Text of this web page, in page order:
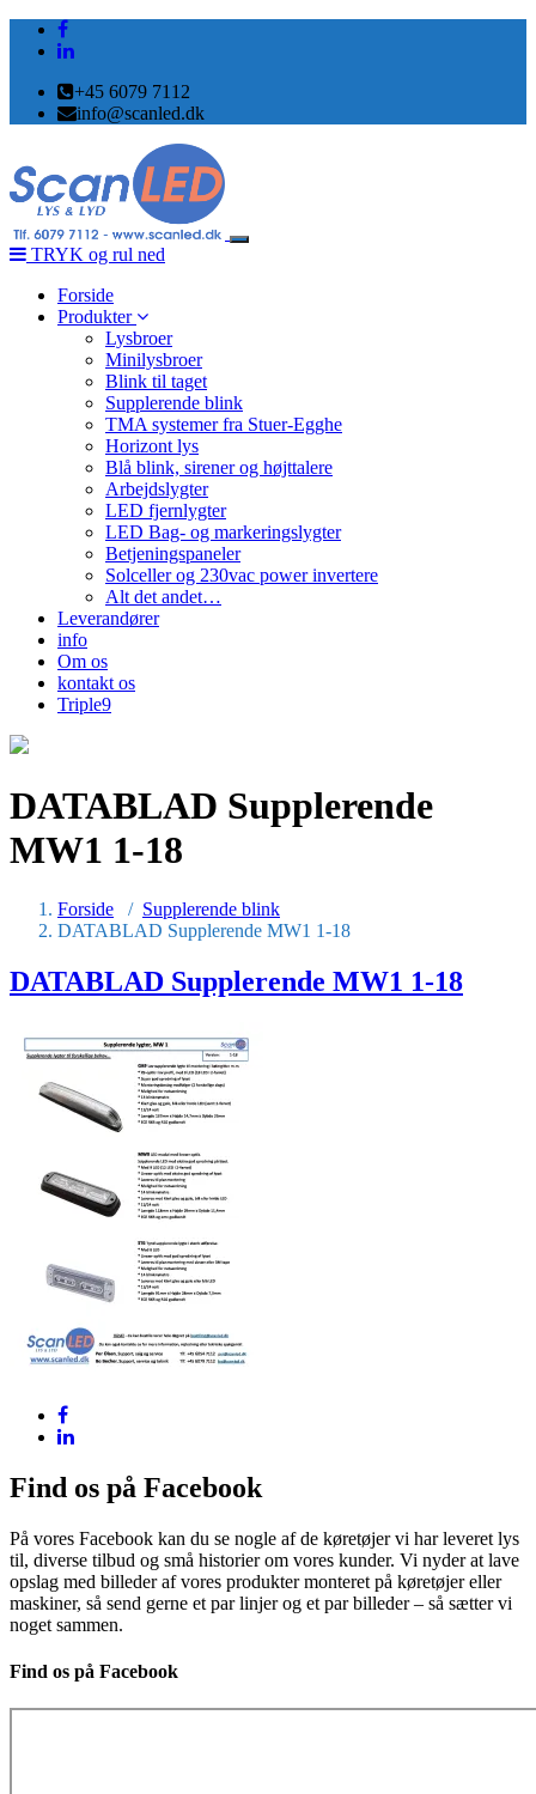
+45 6079 7112
info@scanled.dk
Toggle
TRYK og rul ned
Forside
Produkter
Lysbroer
Minilysbroer
Blink til taget
Supplerende blink
TMA systemer fra Stuer-Egghe
Horizont lys
Blå blink, sirener og højttalere
Arbejdslygter
LED fjernlygter
LED Bag- og markeringslygter
Betjeningspaneler
Solceller og 230vac power invertere
Alt det andet…
Leverandører
info
Om os
kontakt os
Triple9
DATABLAD Supplerende
MW1 1-18
Forside / Supplerende blink
DATABLAD Supplerende MW1 1-18
DATABLAD Supplerende MW1 1-18
Find os på Facebook
På vores Facebook kan du se nogle af de køretøjer vi har leveret lys
til, diverse tilbud og små historier om vores kunder. Vi nyder at lave
opslag med billeder af vores produkter monteret på køretøjer eller
maskiner, så send gerne et par linjer og et par billeder – så sætter vi
noget sammen.
Find os på Facebook